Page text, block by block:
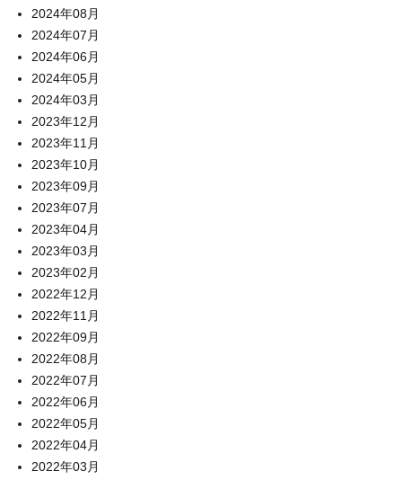
2024年08月
2024年07月
2024年06月
2024年05月
2024年03月
2023年12月
2023年11月
2023年10月
2023年09月
2023年07月
2023年04月
2023年03月
2023年02月
2022年12月
2022年11月
2022年09月
2022年08月
2022年07月
2022年06月
2022年05月
2022年04月
2022年03月